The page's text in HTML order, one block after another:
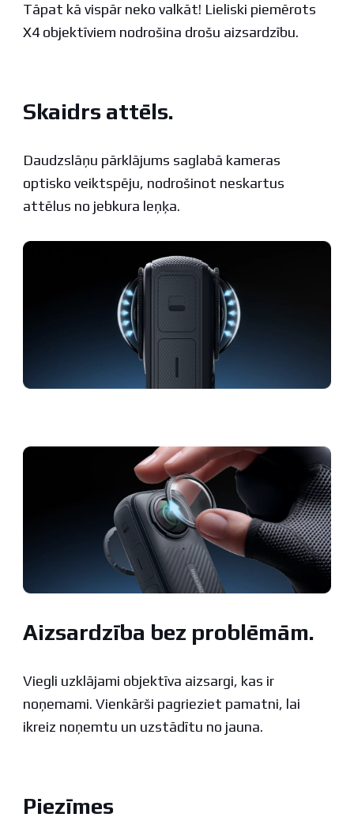
Tāpat kā vispār neko valkāt! Lieliski piemērots
X4 objektīviem nodrošina drošu aizsardzību.
Skaidrs attēls.
Daudzslāņu pārklājums saglabā kameras
optisko veiktspēju, nodrošinot neskartus
attēlus no jebkura leņķa.
Aizsardzība bez problēmām.
Viegli uzklājami objektīva aizsargi, kas ir
noņemami. Vienkārši pagrieziet pamatni, lai
ikreiz noņemtu un uzstādītu no jauna.
Piezīmes